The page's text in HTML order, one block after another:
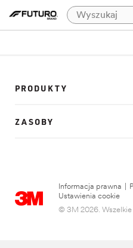
PRODUKTY
ZASOBY
Informacja prawna
Ustawienia cookie
© 3M 2026. Wszelkie